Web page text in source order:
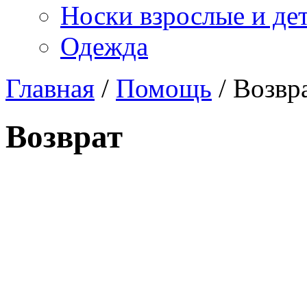
Носки взрослые и
Одежда
Главная / Помощь /
Возврат